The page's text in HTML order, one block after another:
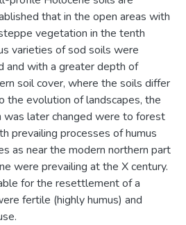
that in the open areas with
vegetation in the tenth
varieties of sod soils were
and with a greater depth of
soil cover, where the soils differ
the evolution of landscapes, the
later changed were to forest
prevailing processes of humus
as near the modern northern part
were prevailing at the X century.
for the resettlement of a
fertile (highly humus) and